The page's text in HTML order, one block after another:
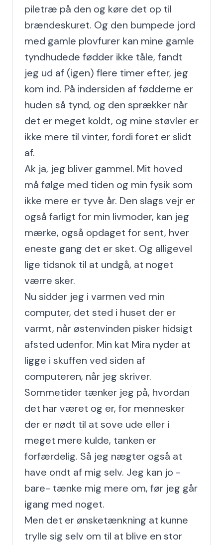
piletræ på den og køre det op til
brændeskuret. Og den bumpede jord
med gamle plovfurer kan mine gamle
tyndhudede fødder ikke tåle, fandt
jeg ud af (igen) flere timer efter, jeg
kom ind. På indersiden af fødderne er
huden så tynd, og den sprækker når
det er meget koldt, og mine støvler er
ikke mere til vinter, fordi foret er slidt
af.
Ak ja, jeg bliver gammel. Mit hoved
må følge med tiden og min fysik som
ikke mere er tyve år. Den slags vejr er
også farligt for min livmoder, kan jeg
mærke, også opdaget for sent, hver
eneste gang det er sket. Og alligevel
lige tidsnok til at undgå, at noget
værre sker.
Nu sidder jeg i varmen ved min
computer, det sted i huset der er
varmt, når østenvinden pisker hidsigt
afsted udenfor. Min kat Mira nyder at
ligge i skuffen ved siden af
computeren, når jeg skriver.
Sommetider tænker jeg på, hvordan
det har været og er, for mennesker
der er nødt til at sove ude eller i
meget mere kulde, tanken er
forfærdelig. Så jeg nægter også at
have ondt af mig selv. Jeg kan jo -
bare- tænke mig mere om, før jeg går
igang med noget.
Men det er ønsketænkning at kunne
trylle sig selv om til at blive en stor